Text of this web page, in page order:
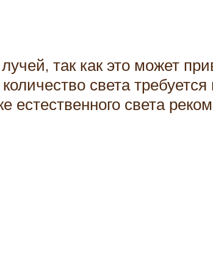
так как это может
света
света